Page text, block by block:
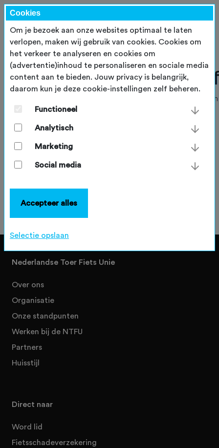
Nederlandse Toer Fiets Unie
Over ons
Organisatie
Onze standpunten
Werken bij de NTFU
Partners
Huisstijl
Direct naar
Word lid
Fietsschadeverzekering
Cookies
Om je bezoek aan onze websites optimaal te laten
verlopen, maken wij gebruik van cookies. Cookies om
het verkeer te analyseren en cookies om
(advertentie)inhoud te personaliseren en sociale media
content aan te bieden. Jouw privacy is belangrijk,
daarom kun je deze cookie-instellingen zelf beheren.
Functioneel
Analytisch
Marketing
Social media
Accepteer alles
Selectie opslaan